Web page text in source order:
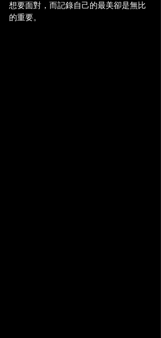
想要面對，而記錄自己的最美卻是無比
的重要。